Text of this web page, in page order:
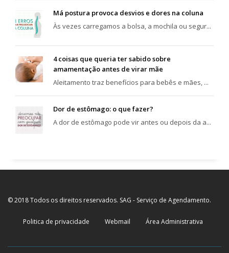
Má postura provoca desvios e dores na coluna
Às vezes carregamos a bolsa, a mochila ou segur...
4 coisas que queria ter sabido sobre
amamentação antes de virar mãe
Aleitamento traz benefícios para bebês e mães, ...
Dor de estômago: o que fazer?
A dor de estômago pode vir antes ou depois da a...
© 2018 Todos os direitos reservados. SAG - Serviço de Agendamento.
Politica de privacidade Webmail Área Administrativa